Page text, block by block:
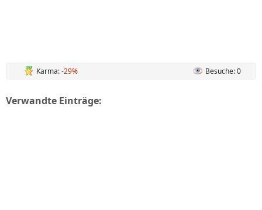
Karma:-29% Besuche: 0
Verwandte Einträge: